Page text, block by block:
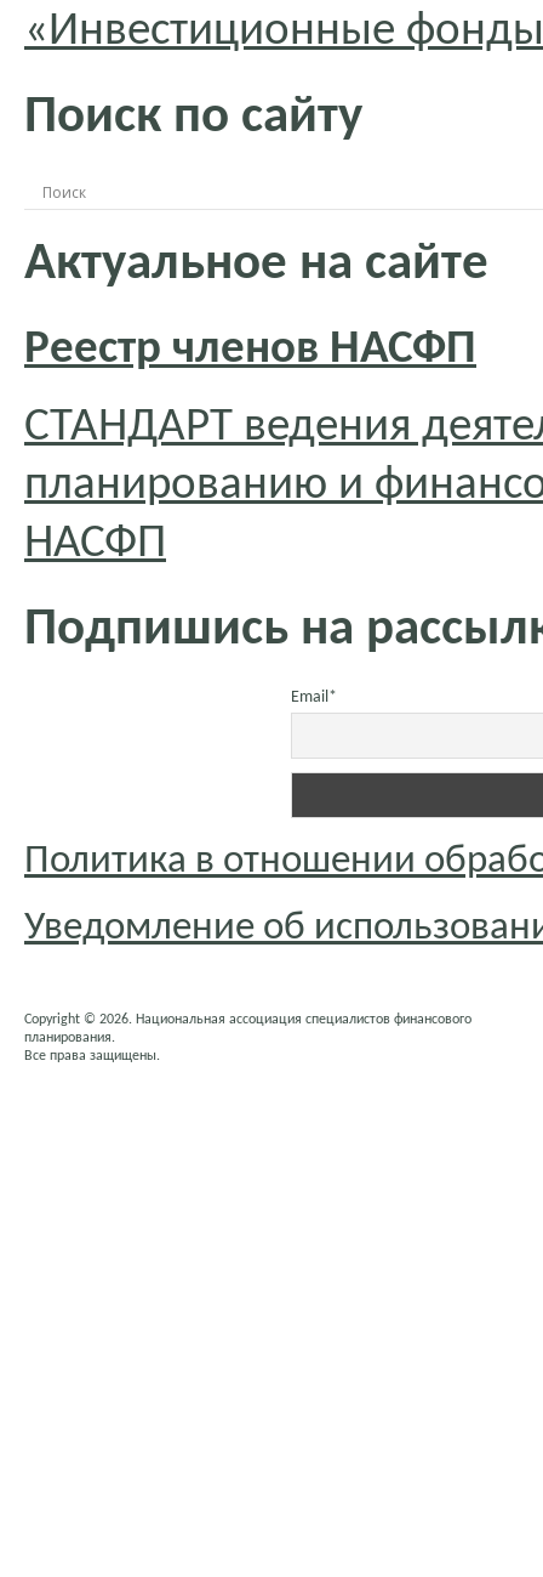
«Инвестиционные
Поиск по сайту
Актуальное на сайте
Реестр членов НАСФП
СТАНДАРТ ведения
планированию и
НАСФП
Подпишись на
Email*
Политика в отношении
Уведомление об
Copyright © 2026. Национальная ассоциация специалистов финансового
планирования.
Все права защищены.